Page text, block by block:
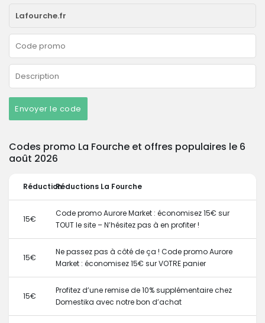
Envoyer le code
Codes promo La Fourche et offres populaires le 6
août 2026
RéductionRéductions La Fourche
15€
Code promo Aurore Market : économisez 15€ sur
TOUT le site – N’hésitez pas à en profiter !
15€
Ne passez pas à côté de ça ! Code promo Aurore
Market : économisez 15€ sur VOTRE panier
15€
Profitez d’une remise de 10% supplémentaire chez
Domestika avec notre bon d’achat